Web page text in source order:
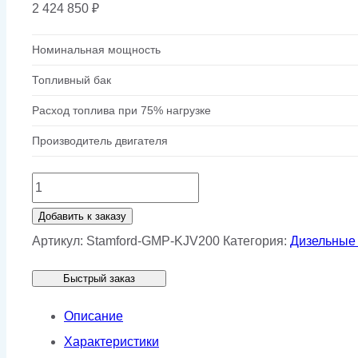
2 424 850 ₽
Номинальная мощность
Топливный бак
Расход топлива при 75% нагрузке
Производитель двигателя
Количество
товара
Генератор
GMP
KJV200
Добавить к заказу
Артикул: Stamford-GMP-KJV200 Категория: Дизельные
Быстрый заказ
Описание
Характеристики